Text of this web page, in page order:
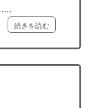
続きを読む